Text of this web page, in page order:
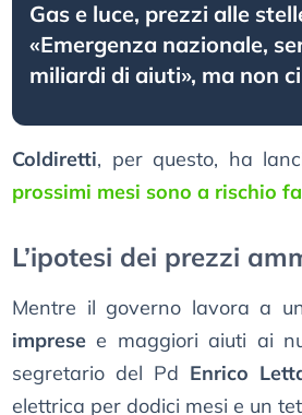
Gas e luce, prezzi alle
«Emergenza nazionale,
miliardi di aiuti», ma non
Coldiretti, per questo, ha
prossimi mesi sono a rischio
L’ipotesi dei prezzi
Mentre il governo lavora a
imprese e maggiori aiuti ai
segretario del Pd Enrico
elettrica per dodici mesi e un